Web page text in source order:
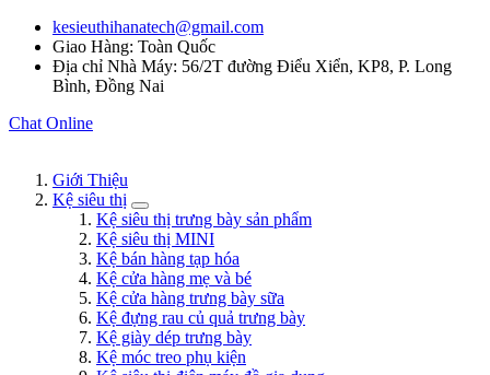
kesieuthihanatech@gmail.com
Giao Hàng: Toàn Quốc
Địa chỉ Nhà Máy: 56/2T đường Điểu Xiển, KP8, P. Long
Bình, Đồng Nai
Chat Online
Giới Thiệu
Kệ siêu thị
Kệ siêu thị trưng bày sản phẩm
Kệ siêu thị MINI
Kệ bán hàng tạp hóa
Kệ cửa hàng mẹ và bé
Kệ cửa hàng trưng bày sữa
Kệ đựng rau củ quả trưng bày
Kệ giày dép trưng bày
Kệ móc treo phụ kiện